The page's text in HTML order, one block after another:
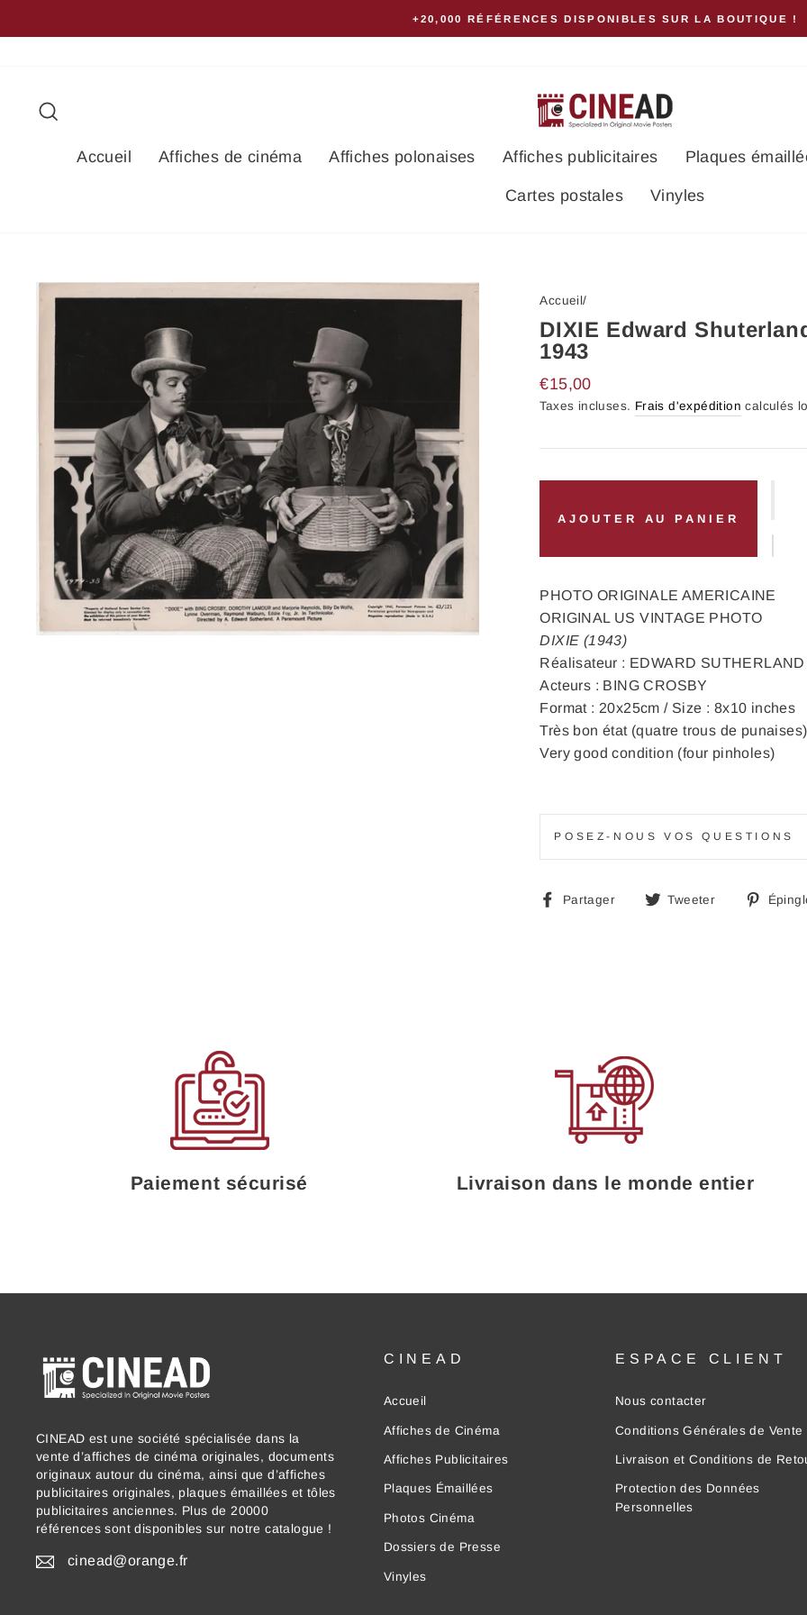
au
+20,000 RÉFÉRENCES DISPONIBLES SUR LA BOUTIQUE !
Accueil Affiches de cinéma Affiches polonaises Affiches publicitaires Plaques
Cartes postales Vinyles
Accueil/
DIXIE Edward
1943
Prix
régulier
€15,00
Taxes incluses. Frais d'expédition calculés
AJOUTER AU PANIER
PHOTO ORIGINALE AMERICAINE
ORIGINAL US VINTAGE PHOTO
DIXIE (1943)
Réalisateur : EDWARD SUTHERLAND
Acteurs : BING CROSBY
Format : 20x25cm / Size : 8x10 inches
Très bon état (quatre trous de punaises)
Very good condition (four pinholes)
POSEZ-NOUS VOS QUESTIONS
Partager
PartagerTweeter
Tweeter
Paiement sécurisé Livraison dans le monde entier
CINEAD est une société spécialisée dans la
vente d’affiches de cinéma originales, documents
originaux autour du cinéma, ainsi que d’affiches
publicitaires originales, plaques émaillées et tôles
publicitaires anciennes. Plus de 20000
références sont disponibles sur notre catalogue !
cinead@orange.fr
CINEAD
Accueil
Affiches de Cinéma
Affiches Publicitaires
Plaques Émaillées
Photos Cinéma
Dossiers de Presse
Vinyles
ESPACE CLIENT
Nous contacter
Conditions Générales de Vente
Livraison et Conditions de
Protection des Données
Personnelles